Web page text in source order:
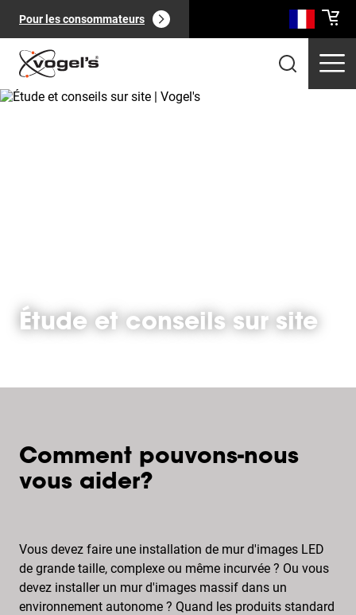
Pour les consommateurs
Pages( 0): Voir tout
Étude et conseils sur site
Comment pouvons-nous
vous aider?
Vous devez faire une installation de mur d'images LED
de grande taille, complexe ou même incurvée ? Ou vous
devez installer un mur d'images massif dans un
environnement autonome ? Quand les produits standard